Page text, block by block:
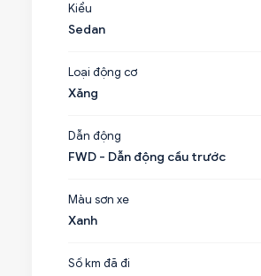
Kiểu
Sedan
Loại động cơ
Xăng
Dẫn động
FWD - Dẫn động cầu trước
Màu sơn xe
Xanh
Số km đã đi